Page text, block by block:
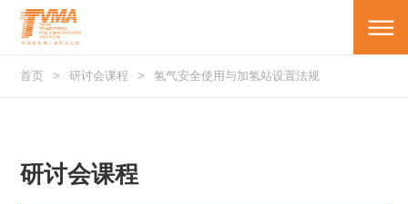
首页 研讨会课程 氢气安全使用与加氢站设置法规
研讨会课程